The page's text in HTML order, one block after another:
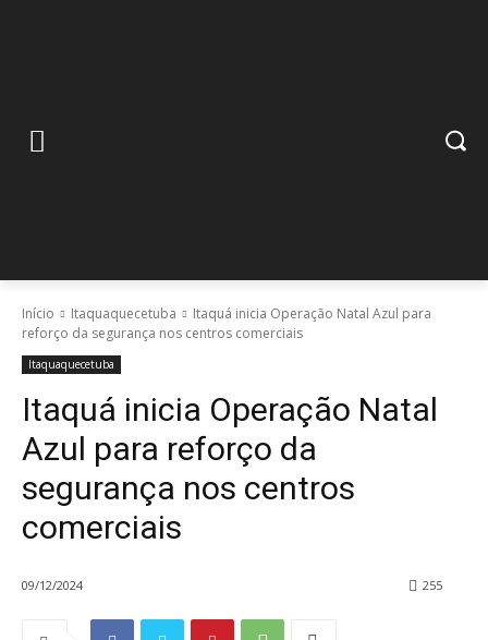
Início Itaquaquecetuba
Itaquá inicia Operação Natal Azul para
reforço da segurança nos centros comerciais
Itaquaquecetuba
Itaquá inicia Operação Natal
Azul para reforço da
segurança nos centros
comerciais
09/12/2024 255